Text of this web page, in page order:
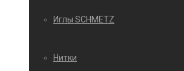
Иглы SCHMETZ
Нитки